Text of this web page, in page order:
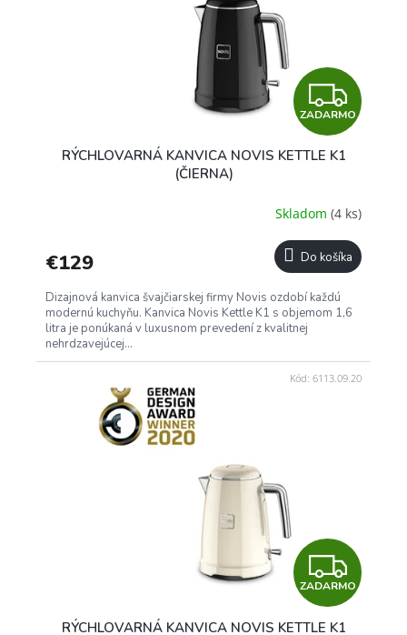
Z
A
A
R
M
O
ZADARMO
RÝCHLOVARNÁ KANVICA NOVIS KETTLE K1
(ČIERNA)
Skladom (4 ks)
€129 Do košíka
Dizajnová kanvica švajčiarskej firmy Novis ozdobí každú
modernú kuchyňu. Kanvica Novis Kettle K1 s objemom 1,6
litra je ponúkaná v luxusnom prevedení z kvalitnej
nehrdzavejúcej...
Z
A
ZADARMO
RÝCHLOVARNÁ KANVICA NOVIS KETTLE K1
Kód: 6113.09.20